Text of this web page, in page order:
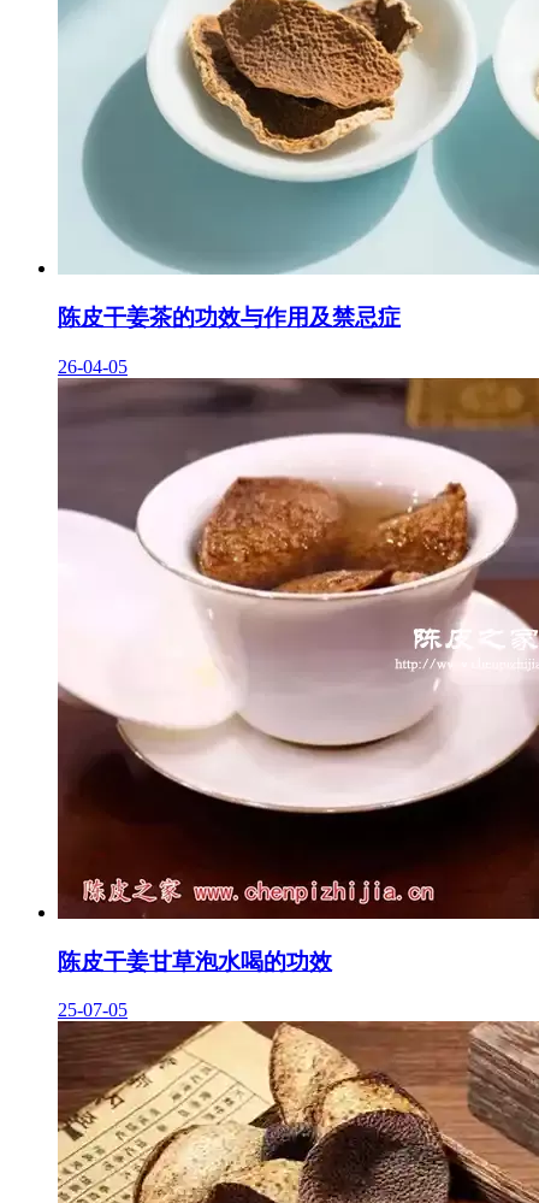
陈皮干姜茶的功效与作用及禁忌症
26-04-05
陈皮干姜甘草泡水喝的功效
25-07-05